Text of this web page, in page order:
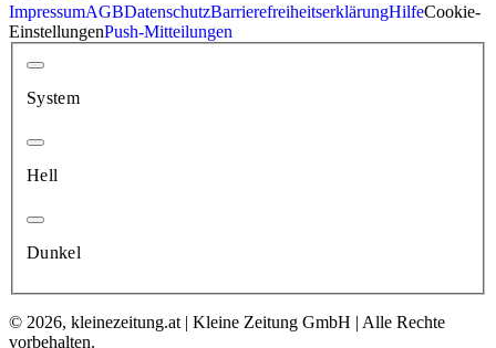
ImpressumAGBDatenschutzBarrierefreiheitserklärungHilfeCookie-
EinstellungenPush-Mitteilungen
System
Hell
Dunkel
© 2026, kleinezeitung.at | Kleine Zeitung GmbH | Alle Rechte
vorbehalten.